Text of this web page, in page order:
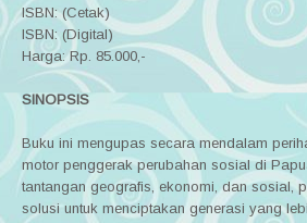
ISBN: (Cetak)
ISBN: (Digital)
Harga: Rp. 85.000,-
SINOPSIS
Buku ini mengupas secara mendalam
motor penggerak perubahan sosial di
tantangan geografis, ekonomi, dan sosial,
solusi untuk menciptakan generasi yang